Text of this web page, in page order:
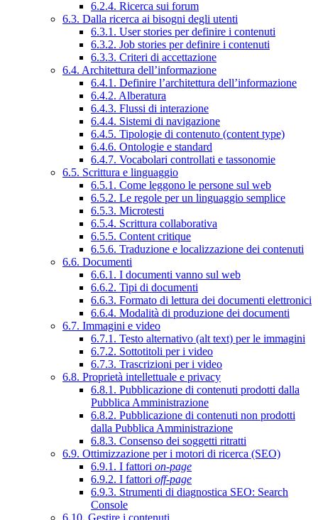
6.2.4. Ricerca sui forum
6.3. Dalla ricerca ai bisogni degli utenti
6.3.1. User stories per definire i contenuti
6.3.2. Job stories per definire i contenuti
6.3.3. Criteri di accettazione
6.4. Architettura dell’informazione
6.4.1. Definire l’architettura dell’informazione
6.4.2. Alberatura
6.4.3. Flussi di interazione
6.4.4. Sistemi di navigazione
6.4.5. Tipologie di contenuto (content type)
6.4.6. Ontologie e standard
6.4.7. Vocabolari controllati e tassonomie
6.5. Scrittura e linguaggio
6.5.1. Come leggono le persone sul web
6.5.2. Le regole per un linguaggio semplice
6.5.3. Microtesti
6.5.4. Scrittura collaborativa
6.5.5. Content critique
6.5.6. Traduzione e localizzazione dei contenuti
6.6. Documenti
6.6.1. I documenti vanno sul web
6.6.2. Tipi di documenti
6.6.3. Formato di lettura dei documenti elettronici
6.6.4. Modalità di produzione dei documenti
6.7. Immagini e video
6.7.1. Testo alternativo (alt text) per le immagini
6.7.2. Sottotitoli per i video
6.7.3. Trascrizioni per i video
6.8. Proprietà intellettuale e privacy
6.8.1. Pubblicazione di contenuti prodotti dalla
Pubblica Amministrazione
6.8.2. Pubblicazione di contenuti non prodotti
dalla Pubblica Amministrazione
6.8.3. Consenso dei soggetti ritratti
6.9. Ottimizzazione per i motori di ricerca (SEO)
6.9.1. I fattori on-page
6.9.2. I fattori off-page
6.9.3. Strumenti di diagnostica SEO: Search
Console
6.10. Gestire i contenuti